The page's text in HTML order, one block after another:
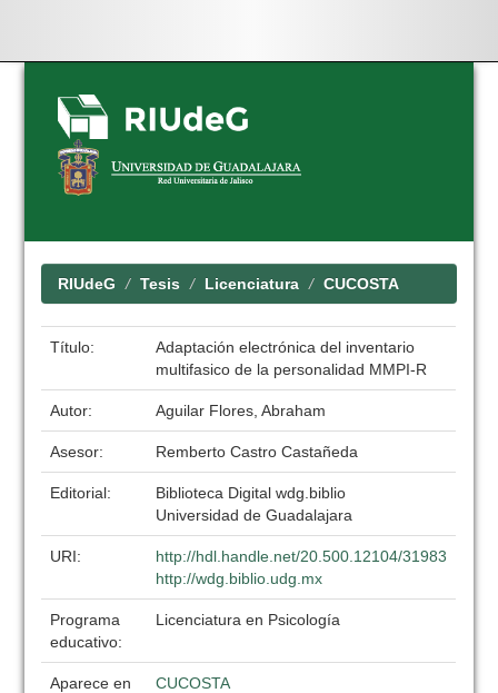
Skip
navigation
RIUdeG Tesis Licenciatura CUCOSTA
Título:
Adaptación electrónica del inventario
multifasico de la personalidad MMPI-R
Autor: Aguilar Flores, Abraham
Asesor: Remberto Castro Castañeda
Editorial:
Biblioteca Digital wdg.biblio
Universidad de Guadalajara
URI:
http://hdl.handle.net/20.500.12104/31983
http://wdg.biblio.udg.mx
Programa
educativo:
Licenciatura en Psicología
Aparece en
CUCOSTA